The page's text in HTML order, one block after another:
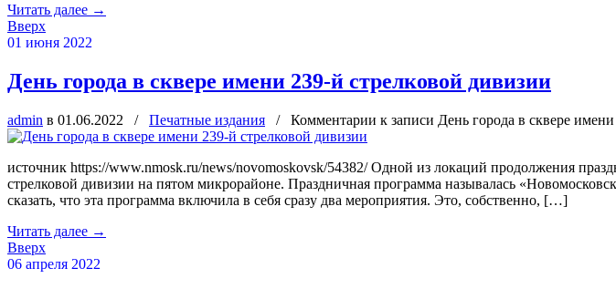
Читать далее →
Вверх
01 июня 2022
День города в сквере имени 239-й стрелковой дивизии
admin в 01.06.2022 / Печатные издания / Комментарии к записи День города в сквере
источник https://www.nmosk.ru/news/novomoskovsk/54382/ Одной из локаций продолжения
стрелковой дивизии на пятом микрорайоне. Праздничная программа называлась
сказать, что эта программа включила в себя сразу два мероприятия. Это, собственно, […]
Читать далее →
Вверх
06 апреля 2022